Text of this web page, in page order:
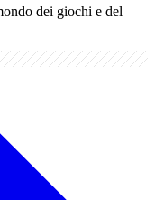
dei giochi e del